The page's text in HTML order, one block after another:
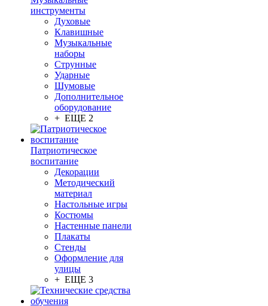
инструменты
Духовые
Клавишные
Музыкальные
наборы
Струнные
Ударные
Шумовые
Дополнительное
оборудование
+ ЕЩЕ 2
Патриотическое
воспитание
Декорации
Методический
материал
Настольные игры
Костюмы
Настенные панели
Плакаты
Стенды
Оформление для
улицы
+ ЕЩЕ 3